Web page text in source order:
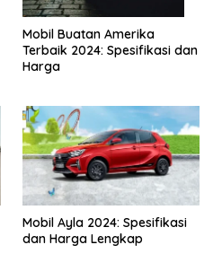
Mobil Buatan Amerika
Terbaik 2024: Spesifikasi dan
Harga
Mobil Ayla 2024: Spesifikasi
dan Harga Lengkap